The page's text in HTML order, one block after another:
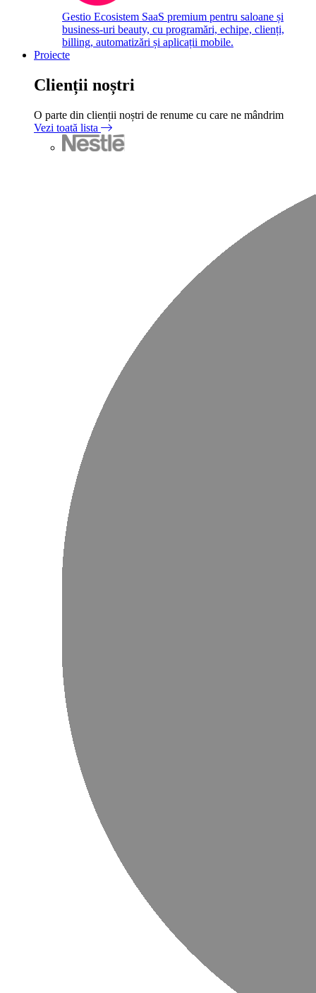
Gestio Ecosistem SaaS premium pentru saloane și
business-uri beauty, cu programări, echipe, clienți,
billing, automatizări și aplicații mobile.
Proiecte
Clienții noștri
O parte din clienții noștri de renume cu care ne mândrim
Vezi toată lista